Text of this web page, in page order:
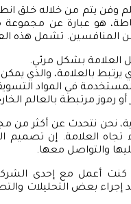
وفن يتم من خلاله خلق
هو عبارة عن مجموعة
عن المنافسين. تشمل هذه
العلامة بشكل مرئي.
يرتبط بالعلامة، والذي
في المواد
رموز مرتبطة بالعالم
نحن نتحدث عن أكثر
تجاه العلامة. إن تصميم
والتواصل معها.
أعمل مع إحدى الشركات
بعض التحليلات